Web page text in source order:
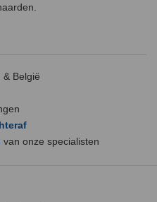
& België
van onze specialisten